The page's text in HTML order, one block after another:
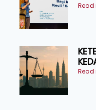
Read
Read